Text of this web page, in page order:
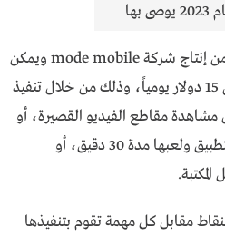
يعد mode earn app تطبيق من إنتاج شركة mode mobile ويمكن
من خلال تحقيق ربح يصل حتى 15 دولار يومياً، وذلك من خلال تنفيذ
مشاهدة مقاطع الفيديو القصيرة، أو
تحميل الألعاب المتاحة داخل التطبيق ولعبها مدة 30 دقيق، أو
المكتبة.
مقابل كل مهمة تقوم بتنفيذها